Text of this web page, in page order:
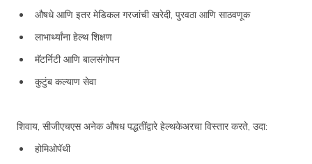
औषधे आणि इतर मेडिकल गरजांची खरेदी, पुरवठा आणि साठवणूक
लाभार्थ्यांना हेल्थ शिक्षण
मॅटर्निटी आणि बालसंगोपन
कुटुंब कल्याण सेवा
शिवाय, सीजीएचएस अनेक औषध पद्धतींद्वारे हेल्थकेअरचा विस्तार करते, उदा:
होमिओपॅथी